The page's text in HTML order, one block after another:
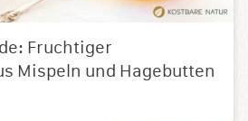
Fruchtiger
Mispeln und Hagebutten